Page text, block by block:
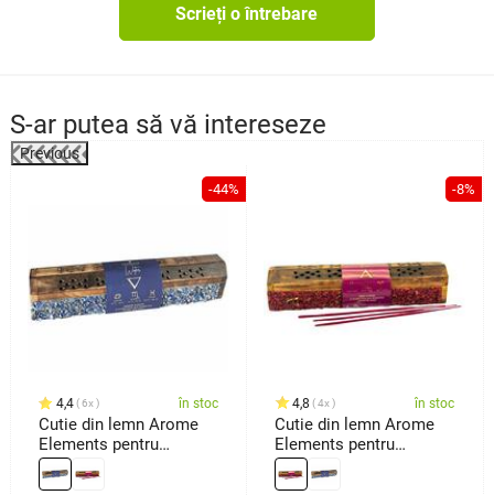
Scrieți o întrebare
S-ar putea să vă intereseze
Previous
-44%
4,4 6x în stoc
Cutie din lemn Arome
Elements pentru
bețișoare parfumate, 10
bețișoare, Apă
-8%
4,8 4x în stoc
Cutie din lemn Arome
Elements pentru
bețișoare parfumate, 10
bețișoare, Foc